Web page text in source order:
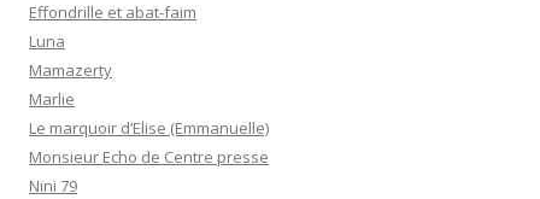
Effondrille et abat-faim
Luna
Mamazerty
Marlie
Le marquoir d’Elise (Emmanuelle)
Monsieur Echo de Centre presse
Nini 79